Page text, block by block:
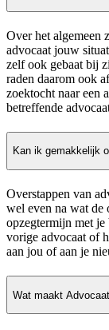
Over het algemeen
advocaat jouw
zelf ook gebaat bij
raden daarom ook
zoektocht naar een
betreffende
Kan ik gemakkelijk
Overstappen van
wel even na wat de
opzegtermijn met je
vorige advocaat of
aan jou of aan je
Wat maakt